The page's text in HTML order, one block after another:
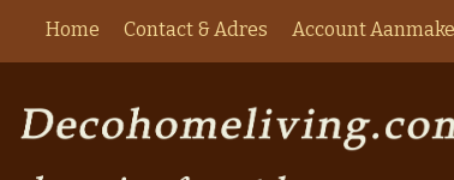
Home Contact & Adres Account